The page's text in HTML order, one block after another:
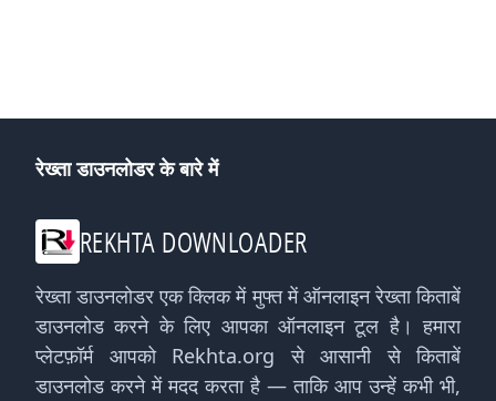
रेख्ता डाउनलोडर के बारे में
REKHTA DOWNLOADER
रेख्ता डाउनलोडर एक क्लिक में मुफ्त में ऑनलाइन रेख्ता किताबें
डाउनलोड करने के लिए आपका ऑनलाइन टूल है। हमारा
प्लेटफ़ॉर्म आपको Rekhta.org से आसानी से किताबें
डाउनलोड करने में मदद करता है — ताकि आप उन्हें कभी भी,